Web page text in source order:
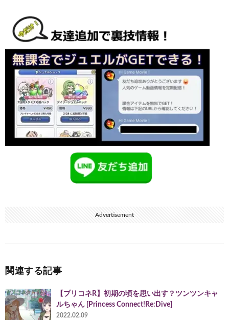
Advertisement
関連する記事
【プリコネR】初期の頃を思い出す？ツンツンキャ
ルちゃん [Princess Connect!Re:Dive]
2022.02.09